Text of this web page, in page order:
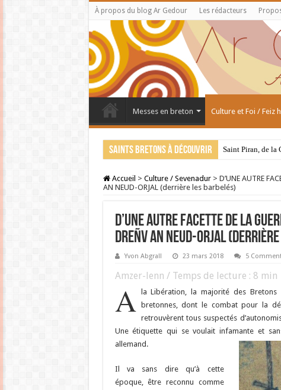
À propos du blog Ar Gedour Les rédacteurs
Messes en breton Culture et Foi / Feiz
Saints bretons à découvrir Saint Piran, de la
Accueil > Culture / Sevenadur > D’UNE AUTRE
AN NEUD-ORJAL (derrière les barbelés)
D’UNE AUTRE FACETTE DE LA
DREÑV AN NEUD-ORJAL
Yvon Abgrall 23 mars 2018 5
Amzer-lenn / Temps de lecture : 8 min
A
la Libération, la majorité des
bretonnes, dont le combat pour la
retrouvèrent tous suspectés
Une étiquette qui se voulait infamante et
allemand.
Il va sans dire qu’à cette
époque, être reconnu comme